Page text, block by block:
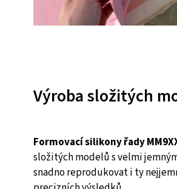
Výroba složitých
Formovací silikony řady
složitých modelů s velmi
snadno reprodukovat i ty